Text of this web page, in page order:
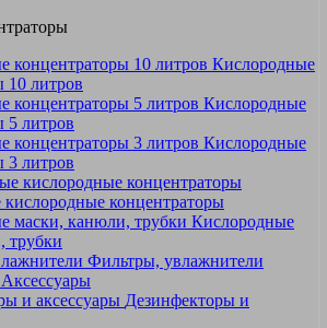
Кислородные
10 литров
Кислородные
5 литров
Кислородные
3 литров
концентраторы
Кислородные
трубки
Фильтры, увлажнители
Аксессуары
Дезинфекторы и